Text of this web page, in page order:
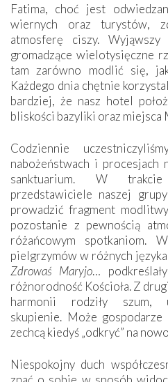
Fatima, choć jest
wiernych oraz turystów,
atmosferę ciszy. Wyjąwszy
gromadzące wielotysięczne
tam zarówno modlić się,
Każdego dnia chętnie
bardziej, że nasz hotel
bliskości bazyliki oraz miejsca
Codziennie
nabożeństwach i procesjach
sanktuarium. W
przedstawiciele naszej
prowadzić fragment
pozostanie z pewnością
różańcowym spotkaniom.
pielgrzymów w różnych
Zdrowaś Maryjo…
różnorodność Kościoła. Z
harmonii rodziły szum,
skupienie. Może
zechcą kiedyś „odkryć” na
Niespokojny duch